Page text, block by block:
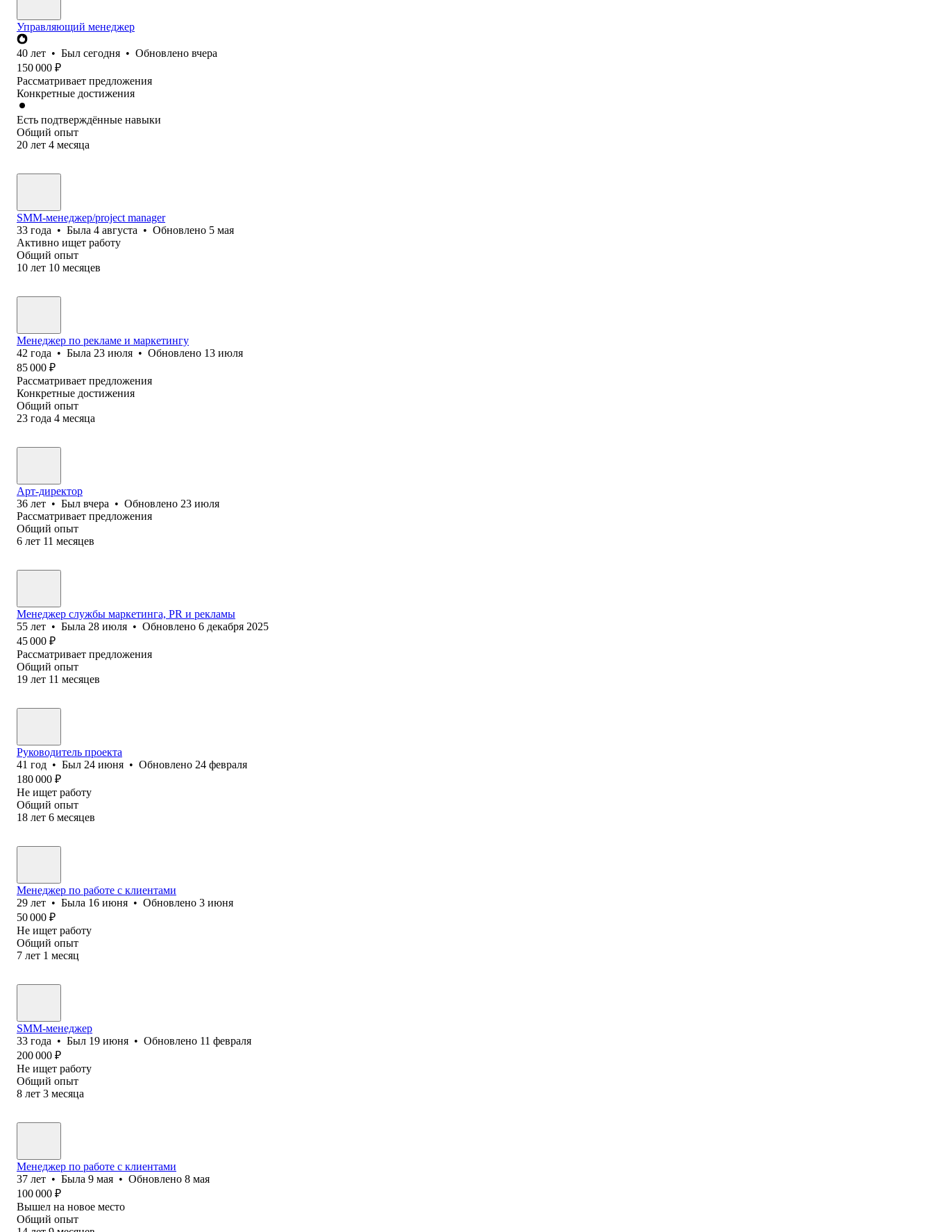
Управляющий менеджер
40 лет • Был сегодня • Обновлено вчера
150 000 ₽
Рассматривает предложения
Конкретные достижения
Есть подтверждённые навыки
Общий опыт
20 лет 4 месяца
SMM-менеджер/project manager
33 года • Была 4 августа • Обновлено 5 мая
Активно ищет работу
Общий опыт
10 лет 10 месяцев
Менеджер по рекламе и маркетингу
42 года • Была 23 июля • Обновлено 13 июля
85 000 ₽
Рассматривает предложения
Конкретные достижения
Общий опыт
23 года 4 месяца
Арт-директор
36 лет • Был вчера • Обновлено 23 июля
Рассматривает предложения
Общий опыт
6 лет 11 месяцев
Менеджер службы маркетинга, PR и рекламы
55 лет • Была 28 июля • Обновлено 6 декабря 2025
45 000 ₽
Рассматривает предложения
Общий опыт
19 лет 11 месяцев
Руководитель проекта
41 год • Был 24 июня • Обновлено 24 февраля
180 000 ₽
Не ищет работу
Общий опыт
18 лет 6 месяцев
Менеджер по работе с клиентами
29 лет • Была 16 июня • Обновлено 3 июня
50 000 ₽
Не ищет работу
Общий опыт
7 лет 1 месяц
SMM-менеджер
33 года • Был 19 июня • Обновлено 11 февраля
200 000 ₽
Не ищет работу
Общий опыт
8 лет 3 месяца
Менеджер по работе с клиентами
37 лет • Была 9 мая • Обновлено 8 мая
100 000 ₽
Вышел на новое место
Общий опыт